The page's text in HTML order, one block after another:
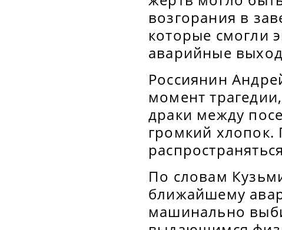
возгорания в
которые смогли
аварийные
Россиянин
момент
драки между
громкий хлопок.
По словам
ближайшему
машинально